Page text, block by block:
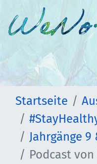
Startseite
Jahrgänge 9
Podcast